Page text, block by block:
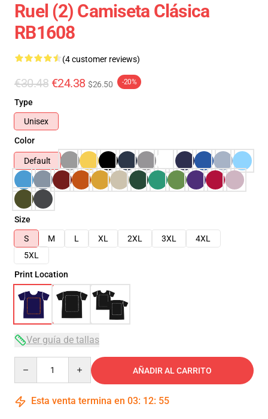
Ruel (2) Camiseta Clásica
RB1608
(4 customer reviews)
€30.48 €24.38 $26.50 -20%
Type
Unisex
Color
Default
Size
S
M L XL 2XL 3XL
4XL
5XL
Print Location
Ver guía de tallas
AÑADIR AL CARRITO
Esta venta termina en 03: 12: 54